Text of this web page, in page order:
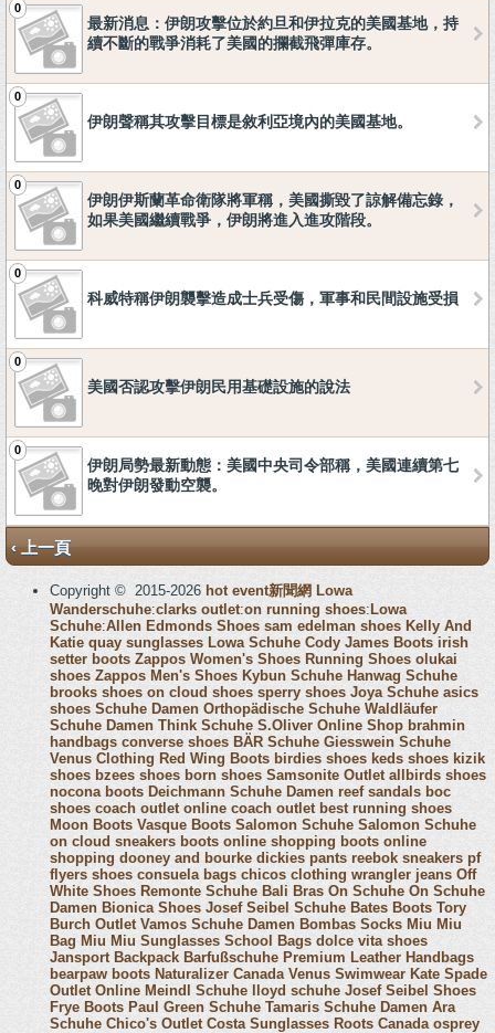
0
最新消息：伊朗攻擊位於約旦和伊拉克的美國基地，持
續不斷的戰爭消耗了美國的攔截飛彈庫存。
0
伊朗聲稱其攻擊目標是敘利亞境內的美國基地。
0
伊朗伊斯蘭革命衛隊將軍稱，美國撕毀了諒解備忘錄，
如果美國繼續戰爭，伊朗將進入進攻階段。
0
科威特稱伊朗襲擊造成士兵受傷，軍事和民間設施受損
0
美國否認攻擊伊朗民用基礎設施的說法
0
伊朗局勢最新動態：美國中央司令部稱，美國連續第七
晚對伊朗發動空襲。
‹ 上一頁
Copyright © 2015-2026 hot event新聞網 Lowa
Wanderschuhe:clarks outlet:on running shoes: Lowa
Schuhe:Allen Edmonds Shoes sam edelman shoes Kelly And
Katie quay sunglasses Lowa Schuhe Cody James Boots irish
setter boots Zappos Women's Shoes Running Shoes olukai
shoes Zappos Men's Shoes Kybun Schuhe Hanwag Schuhe
brooks shoes on cloud shoes sperry shoes Joya Schuhe asics
shoes Schuhe Damen Orthopädische Schuhe Waldläufer
Schuhe Damen Think Schuhe S.Oliver Online Shop brahmin
handbags converse shoes BÄR Schuhe Giesswein Schuhe
Venus Clothing Red Wing Boots birdies shoes keds shoes kizik
shoes bzees shoes born shoes Samsonite Outlet allbirds shoes
nocona boots Deichmann Schuhe Damen reef sandals boc
shoes coach outlet online coach outlet best running shoes
Moon Boots Vasque Boots Salomon Schuhe Salomon Schuhe
on cloud sneakers boots online shopping boots online
shopping dooney and bourke dickies pants reebok sneakers pf
flyers shoes consuela bags chicos clothing wrangler jeans Off
White Shoes Remonte Schuhe Bali Bras On Schuhe On Schuhe
Damen Bionica Shoes Josef Seibel Schuhe Bates Boots Tory
Burch Outlet Vamos Schuhe Damen Bombas Socks Miu Miu
Bag Miu Miu Sunglasses School Bags dolce vita shoes
Jansport Backpack Barfußschuhe Premium Leather Handbags
bearpaw boots Naturalizer Canada Venus Swimwear Kate Spade
Outlet Online Meindl Schuhe lloyd schuhe Josef Seibel Shoes
Frye Boots Paul Green Schuhe Tamaris Schuhe Damen Ara
Schuhe Chico's Outlet Costa Sunglasses Roots Canada osprey